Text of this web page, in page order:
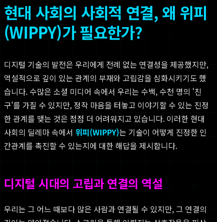
현대 사회의 사회적 연결, 왜 위피
(WIPPY)가 필요한가?
디지털 기술의 발전은 우리에게 전례 없는 연결성을 제공했지만,
역설적으로 깊이 있는 관계의 부재와 고립감을 심화시키기도 했
습니다. 수많은 소셜 미디어 속에서 우리는 수백, 수천 명의 '친
구'를 가질 수 있지만, 정작 마음을 터놓고 이야기할 수 있는 진정
한 관계를 맺는 것은 점점 더 어려워지고 있습니다. 이러한 현대
사회의 딜레마 속에서 위피(WIPPY)는 기술이 어떻게 진정한 인
간관계를 촉진할 수 있는지에 대한 해답을 제시합니다.
디지털 시대의 고립과 연결의 역설
우리는 그 어느 때보다 많은 사람과 연결될 수 있지만, 그 연결의